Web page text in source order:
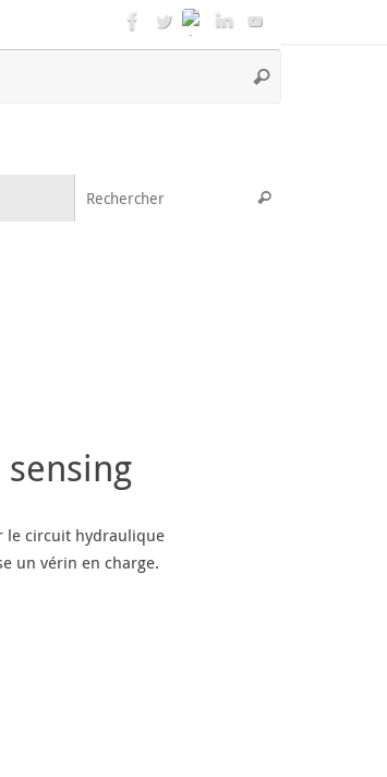
Rechercher
Rechercher
le circuit hydraulique
un vérin en charge.